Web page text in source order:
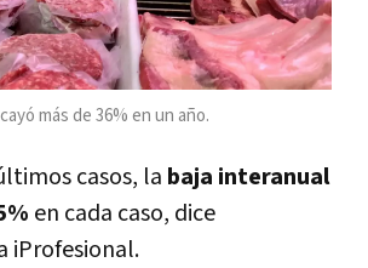
más de 36% en un año.
casos, la baja interanual
en cada caso, dice
iProfesional.